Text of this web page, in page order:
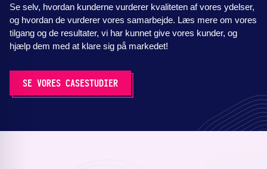
Se selv, hvordan kunderne vurderer kvaliteten af vores ydelser,
og hvordan de vurderer vores samarbejde. Læs mere om vores
tilgang og de resultater, vi har kunnet give vores kunder, og
hjælp dem med at klare sig på markedet!
SE VORES CASESTUDIER